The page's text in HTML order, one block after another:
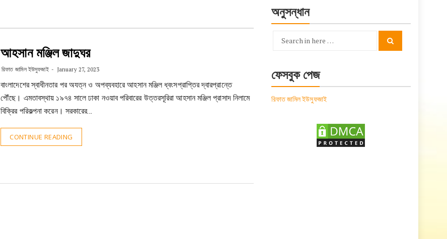
আহসান মঞ্জিল জাদুঘর
রিফাত জামিল ইউসুফজাই January 27, 2023
বাংলাদেশের স্বাধীনতার পর অযত্ন ও অপব্যবহারে আহসান মঞ্জিল ধ্বংসপ্রাপ্তির দ্বারপ্রান্তে
পৌঁছে। এমতাবস্থায় ১৯৭৪ সালে ঢাকা নওয়াব পরিবারের উত্তরসূরিরা আহসান মঞ্জিল প্রাসাদ নিলামে
বিক্রির পরিকল্পনা করেন। সরকারের…
CONTINUE READING
অনুসন্ধান
Search
ফেসবুক পেজ
রিফাত জামিল ইউসুফজাই